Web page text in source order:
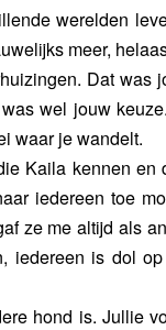
werelden
meer,
Dat was
wel jouw
waar je wandelt.
Kaila kennen
iedereen toe
ze me altijd als
iedereen is dol
hond is. Jullie